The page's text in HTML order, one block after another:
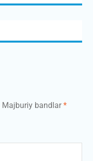
Majburiy bandlar*